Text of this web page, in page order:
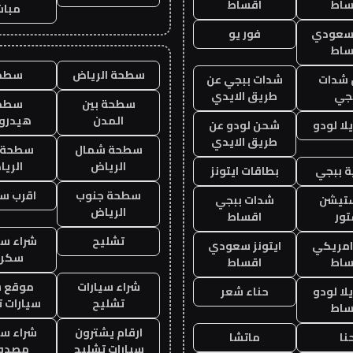
اقساط
سعودي
فور يو
شدات ببجي عن
طريق الايدي
لودو
شحن لودو عن
طريق الايدي
ببجي
بطاقات ايتونز
شدات ببجي
اقساط
امريكي
ايتونز سعودي
اقساط
لودو
حناء شعر
ماتشا
سطحة الرياض
سطحة بين
المدن
سطحة شمال
الرياض
سطحة جنوب
الرياض
اقرب
تشليح
شراء
شراء سيارات
تشليح
موقع
ارقام يشترون
شراء